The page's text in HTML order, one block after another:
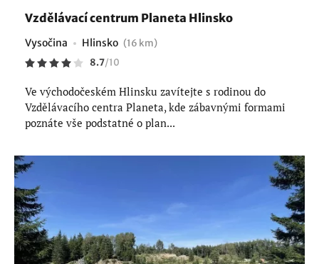
Vzdělávací centrum Planeta Hlinsko
Vysočina Hlinsko (16 km)
8.7/10
Ve východočeském Hlinsku zavítejte s rodinou do
Vzdělávacího centra Planeta, kde zábavnými formami
poznáte vše podstatné o plan...